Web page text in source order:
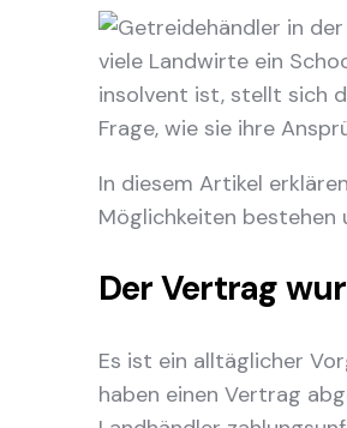
viele Landwirte ein
insolvent ist, stellt sich
Frage, wie sie ihre
In diesem Artikel
Möglichkeiten bestehen
Der Vertrag
Es ist ein alltäglicher
haben einen Vertrag